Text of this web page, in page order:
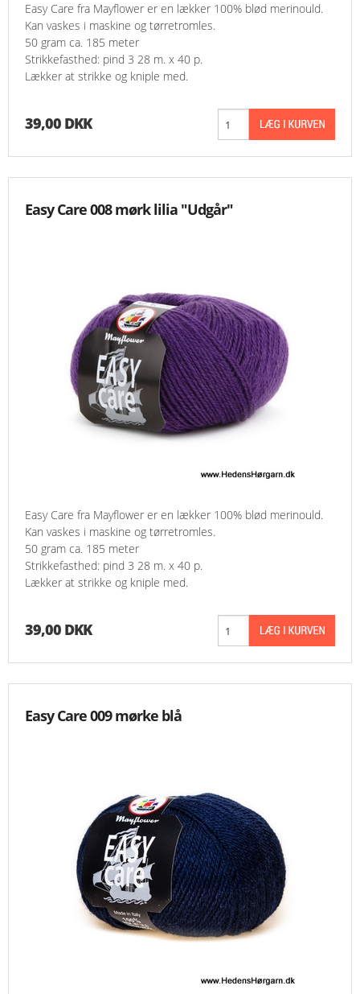
ENGELSK
Easy Care fra Mayflower er en lækker 100% blød merinould.
Kan vaskes i maskine og tørretromles.
50 gram ca. 185 meter
Strikkefasthed: pind 3 28 m. x 40 p.
Lækker at strikke og kniple med.
39,00 DKK
Easy Care 008 mørk lilia "Udgår"
Easy Care fra Mayflower er en lækker 100% blød merinould.
Kan vaskes i maskine og tørretromles.
50 gram ca. 185 meter
Strikkefasthed: pind 3 28 m. x 40 p.
Lækker at strikke og kniple med.
39,00 DKK
Easy Care 009 mørke blå